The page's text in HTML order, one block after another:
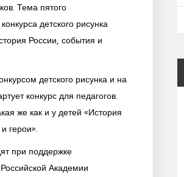
Тема пятого
детского рисунка
России, события и
детского рисунка и на
конкурс для педагогов.
же как и у детей «История
герои».
при поддержке
Российской Академии